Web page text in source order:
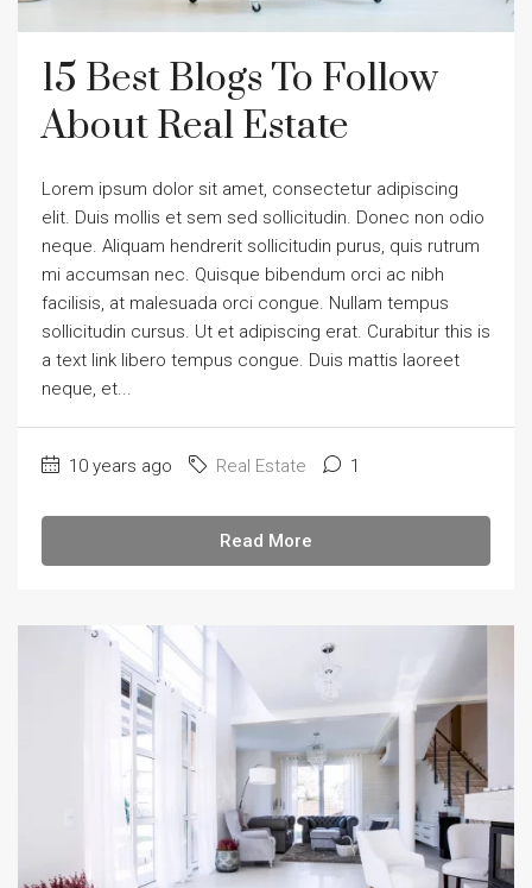
15 Best Blogs To Follow
About Real Estate
Lorem ipsum dolor sit amet, consectetur adipiscing
elit. Duis mollis et sem sed sollicitudin. Donec non odio
neque. Aliquam hendrerit sollicitudin purus, quis rutrum
mi accumsan nec. Quisque bibendum orci ac nibh
facilisis, at malesuada orci congue. Nullam tempus
sollicitudin cursus. Ut et adipiscing erat. Curabitur this is
a text link libero tempus congue. Duis mattis laoreet
neque, et...
10 years ago Real Estate 1
Read More